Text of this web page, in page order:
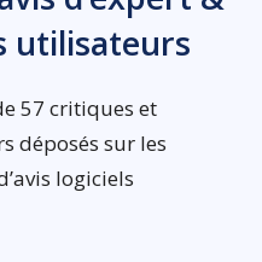
utilisateurs
57 critiques et
déposés sur les
logiciels